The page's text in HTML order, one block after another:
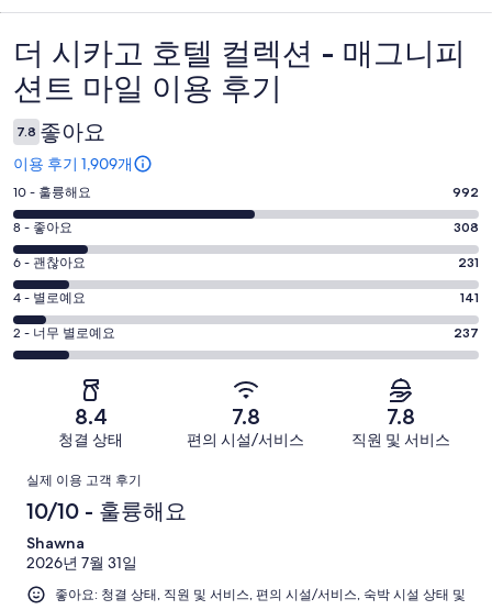
이
용
후
기
더 시카고 호텔 컬렉션 - 매그니피
션트 마일 이용 후기
7.8 좋아요
이용 후기 1,909개
평
점
10
-
훌
륭
해
요.
후
기
992
개
10 - 훌륭해요 992
평
점
8
-
좋
아
후
중
308
개
8 - 좋아요 308
평
점
6
-
괜
개
이
후
기
중
6 - 괜찮아요 231
평
점
4
1909
개
이
용
후
4 - 별로예요 141
평
점
별
로
요.
1909
개
2 - 너무 별로예요 237
8.4
청결 상태
7.8
편의 시설/서비스
7.8
직원 및 서비스
이
용
후
기
실제 이용 고객 후기
10/10 - 훌륭해요
Shawna
2026년 7월 31일
좋아요: 청결 상태, 직원 및 서비스, 편의 시설/서비스, 숙박 시설 상태 및